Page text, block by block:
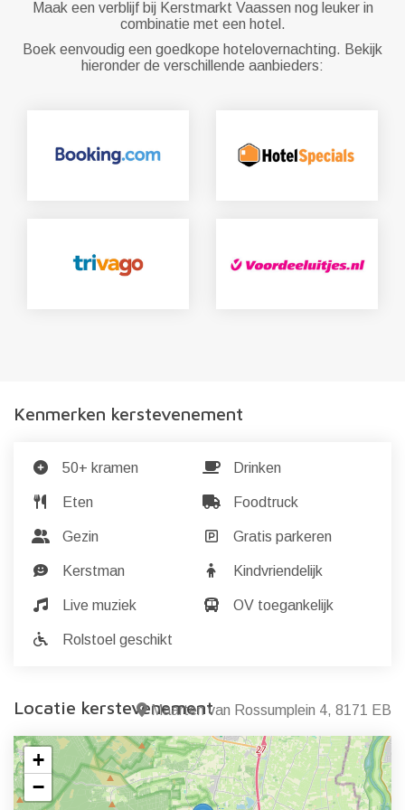
Maak een verblijf bij Kerstmarkt Vaassen nog leuker in
combinatie met een hotel.
Boek eenvoudig een goedkope hotelovernachting. Bekijk
hieronder de verschillende aanbieders:
Kenmerken kerstevenement
50+ kramen Drinken
Eten Foodtruck
Gezin Gratis parkeren
Kerstman Kindvriendelijk
Live muziek OV toegankelijk
Rolstoel geschikt
Locatie kerstevenementMaarten van Rossumplein 4, 8171 EB
+
−